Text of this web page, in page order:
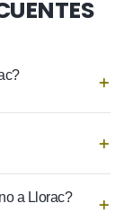
a Llorac?